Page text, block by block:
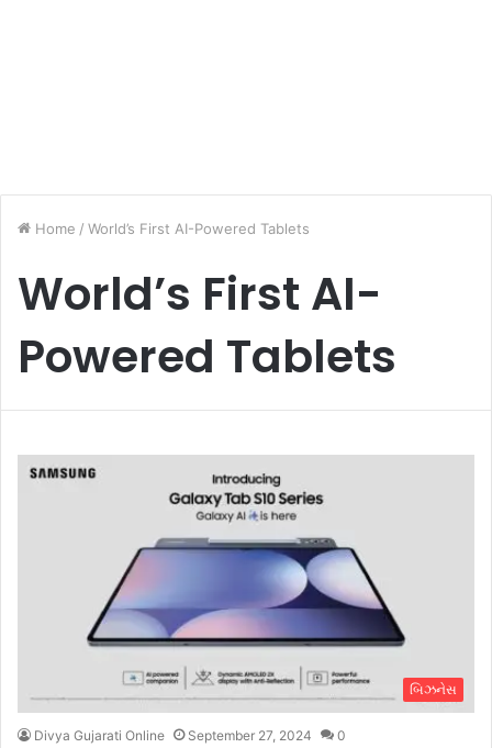
Home / World’s First AI-Powered Tablets
World’s First AI-
Powered Tablets
બિઝનેસ
Divya Gujarati Online September 27, 2024 0